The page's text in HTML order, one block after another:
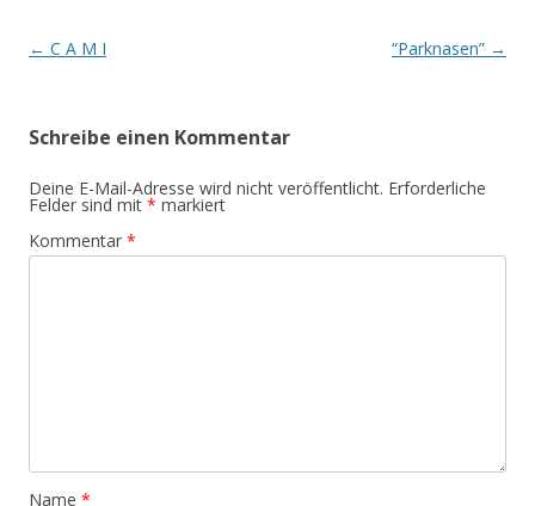
Beitrags-
← C A M I “Parknasen” →
Schreibe einen Kommentar
Deine E-Mail-Adresse wird nicht veröffentlicht. Erforderliche
Felder sind mit * markiert
Kommentar *
Name *